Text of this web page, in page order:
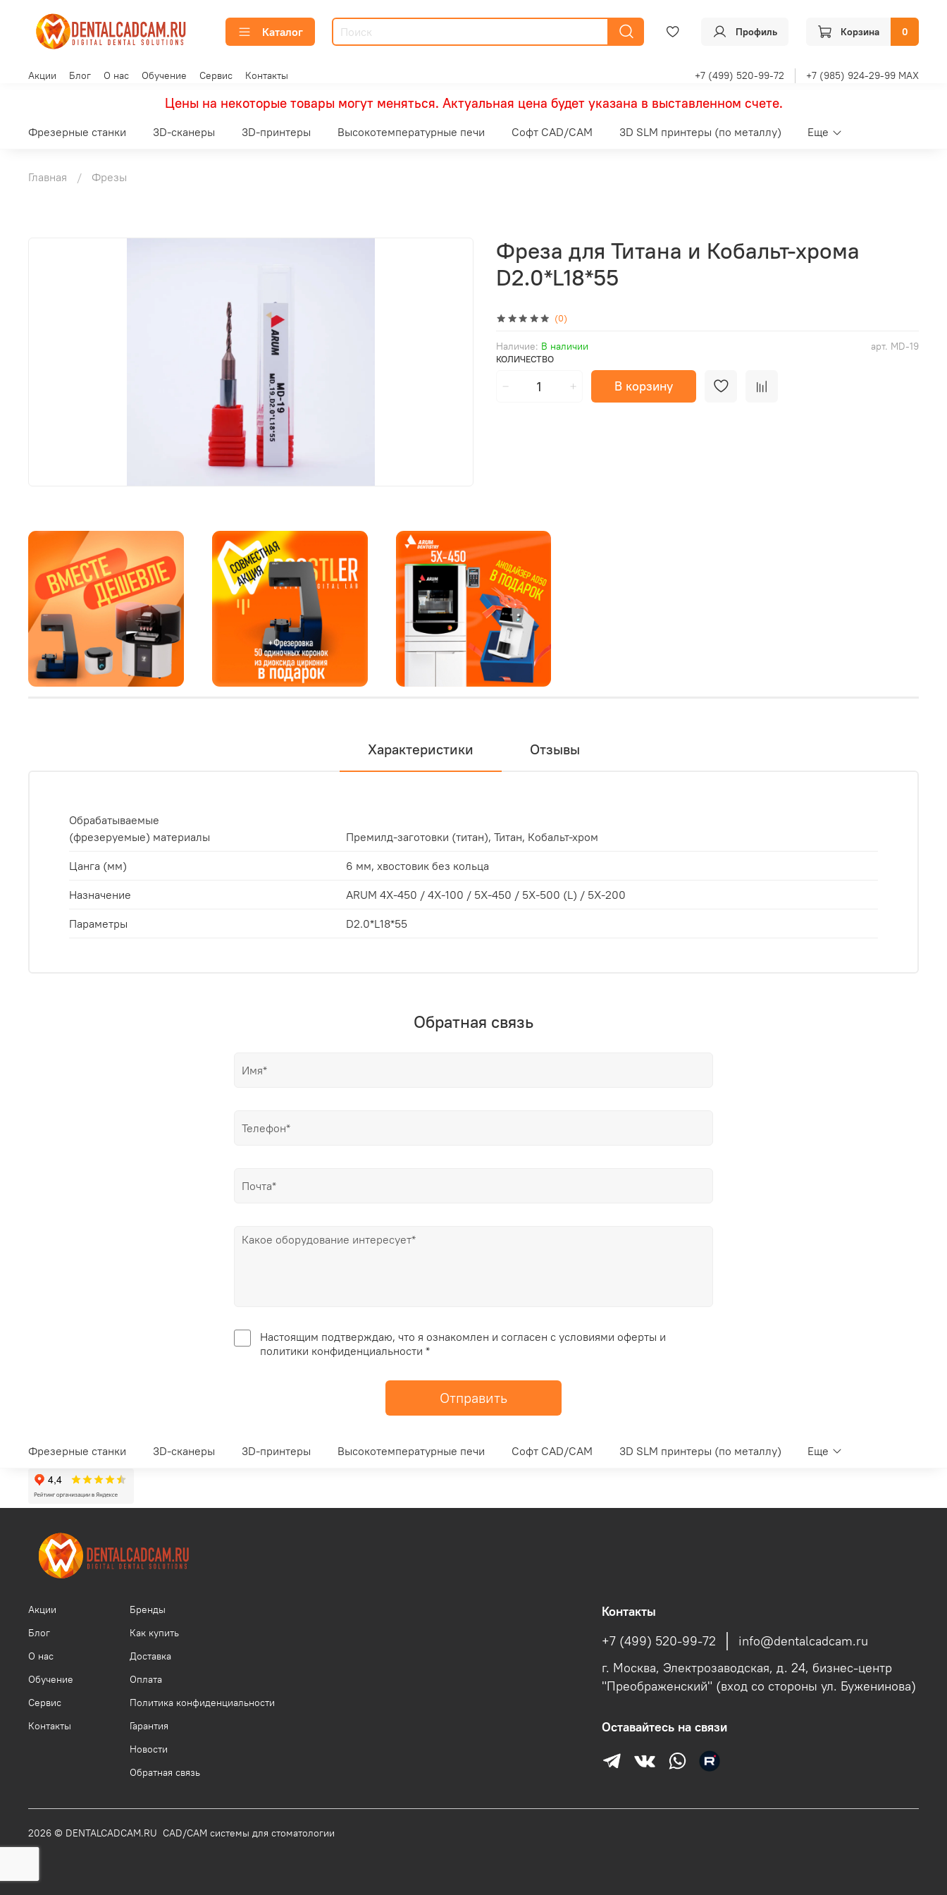
Каталог Профиль Корзина 0
Акции Блог О нас Обучение Сервис Контакты +7 (499) 520-99-72 +7 (985) 924-29-99 MAX
Цены на некоторые товары могут меняться. Актуальная цена будет указана в выставленном счете.
Фрезерные станки 3D-сканеры 3D-принтеры Высокотемпературные печи Софт CAD/CAM 3D SLM принтеры (по металлу) Еще
Главная Фрезы
(0)
арт. MD-19
Наличие: В наличии
Фреза для Титана и Кобальт-хрома
D2.0*L18*55
КОЛИЧЕСТВО
В корзину
Характеристики Отзывы
Обрабатываемые
(фрезеруемые) материалы
Премилд-заготовки (титан), Титан, Кобальт-хром
Цанга (мм) 6 мм, хвостовик без кольца
Назначение ARUM 4X-450 / 4X-100 / 5X-450 / 5X-500 (L) / 5X-200
Параметры D2.0*L18*55
Обратная связь
Настоящим подтверждаю, что я ознакомлен и согласен с условиями оферты и
политики конфиденциальности *
Отправить
Фрезерные станки 3D-сканеры 3D-принтеры Высокотемпературные печи Софт CAD/CAM 3D SLM принтеры (по металлу) Еще
Акции
Блог
О нас
Обучение
Сервис
Контакты
Бренды
Как купить
Доставка
Оплата
Политика конфиденциальности
Гарантия
Новости
Обратная связь
Контакты
+7 (499) 520-99-72
info@dentalcadcam.ru
г. Москва, Электрозаводская, д. 24, бизнес-центр
"Преображенский" (вход со стороны ул. Буженинова)
Оставайтесь на связи
2026 © DENTALCADCAM.RU CAD/CAM системы для стоматологии